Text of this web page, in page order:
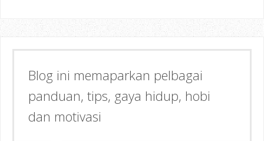
Semoga dapat memberi Manfaat &
Inspirasi kepada anda!